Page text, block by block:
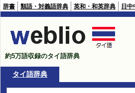
辞書 類語・対義語辞典 英和・和英辞典 日中
約5万語収録のタイ語辞典
タイ語辞典